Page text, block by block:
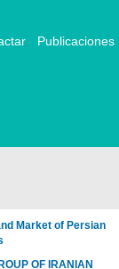
Publicaciones
Market of Persian
OF IRANIAN